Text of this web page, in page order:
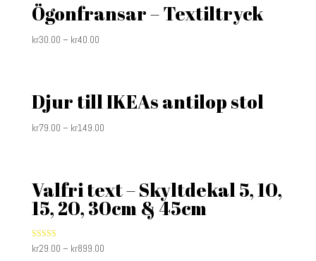
Ögonfransar – Textiltryck
kr30.00 – kr40.00
Djur till IKEAs antilop stol
kr79.00 – kr149.00
Valfri text – Skyltdekal 5, 10,
15, 20, 30cm & 45cm
Rated
4.40
kr29.00 – kr899.00